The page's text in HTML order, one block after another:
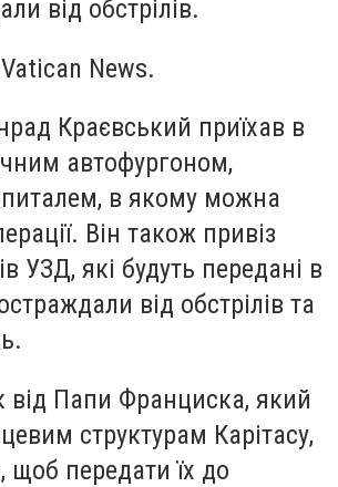
від обстрілів.
News.
Краєвський приїхав в
автофургоном,
в якому можна
Він також привіз
УЗД, які будуть передані в
від обстрілів та
від Папи Франциска, який
структурам Карітасу,
щоб передати їх до